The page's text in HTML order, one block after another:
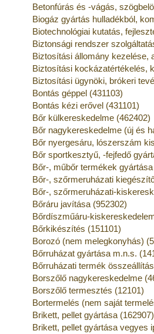
Betonfúrás és -vágás,
Biogáz gyártás hulladékból,
Biotechnológiai kutatás,
Biztonsági rendszer
Biztosítási állomány kezelése,
Biztosítási kockázatértékelés,
Biztosítási ügynöki, brókeri
Bontás géppel (431103)
Bontás kézi erővel (431101)
Bőr külkereskedelme (462402)
Bőr nagykereskedelme (új és
Bőr nyergesáru, lószerszám
Bőr sportkesztyű, -fejfedő
Bőr-, műbőr termékek
Bőr-, szőrmeruházati
Bőr-, szőrmeruházati-
Bőráru javítása (952302)
Bőrdíszműáru-
Bőrkikészítés (151101)
Borozó (nem melegkonyhás)
Bőrruházat gyártása m.n.s.
Bőrruházati termék
Borszőlő nagykereskedelme
Borszőlő termesztés (12101)
Bortermelés (nem saját
Brikett, pellet gyártása (162907)
Brikett, pellet gyártása vegyes